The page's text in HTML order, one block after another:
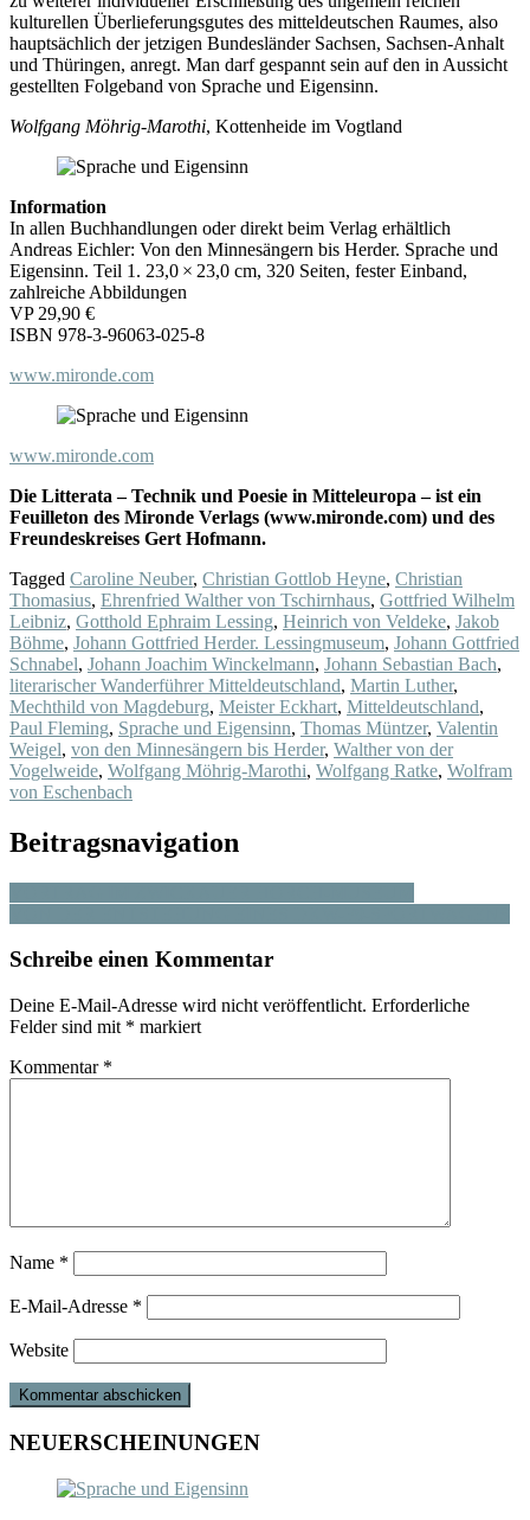
kulturellen Überlieferungsgutes des mitteldeutschen Raumes, also
hauptsächlich der jetzigen Bundesländer Sachsen, Sachsen-Anhalt
und Thüringen, anregt. Man darf gespannt sein auf den in Aussicht
gestellten Folgeband von Sprache und Eigensinn.
Wolfgang Möhrig-Marothi, Kottenheide im Vogtland
Information
In allen Buchhandlungen oder direkt beim Verlag erhältlich
Andreas Eichler: Von den Minnesängern bis Herder. Sprache und
Eigensinn. Teil 1. 23,0 × 23,0 cm, 320 Seiten, fester Einband,
zahlreiche Abbildungen
VP 29,90 €
ISBN 978-3-96063-025-8
www.mironde.com
www.mironde.com
Die Litterata – Technik und Poesie in Mitteleuropa – ist ein
Feuilleton des Mironde Verlags (www.mironde.com) und des
Freundeskreises Gert Hofmann.
Tagged Caroline Neuber, Christian Gottlob Heyne, Christian
Thomasius, Ehrenfried Walther von Tschirnhaus, Gottfried Wilhelm
Leibniz, Gotthold Ephraim Lessing, Heinrich von Veldeke, Jakob
Böhme, Johann Gottfried Herder. Lessingmuseum, Johann Gottfried
Schnabel, Johann Joachim Winckelmann, Johann Sebastian Bach,
literarischer Wanderführer Mitteldeutschland, Martin Luther,
Mechthild von Magdeburg, Meister Eckhart, Mitteldeutschland,
Paul Fleming, Sprache und Eigensinn, Thomas Müntzer, Valentin
Weigel, von den Minnesängern bis Herder, Walther von der
Vogelweide, Wolfgang Möhrig-Marothi, Wolfgang Ratke, Wolfram
von Eschenbach
Beitragsnavigation
Schreibe einen Kommentar
Deine E-Mail-Adresse wird nicht veröffentlicht. Erforderliche
Felder sind mit * markiert
Kommentar *
Name *
E-Mail-Adresse *
Website
NEUERSCHEINUNGEN